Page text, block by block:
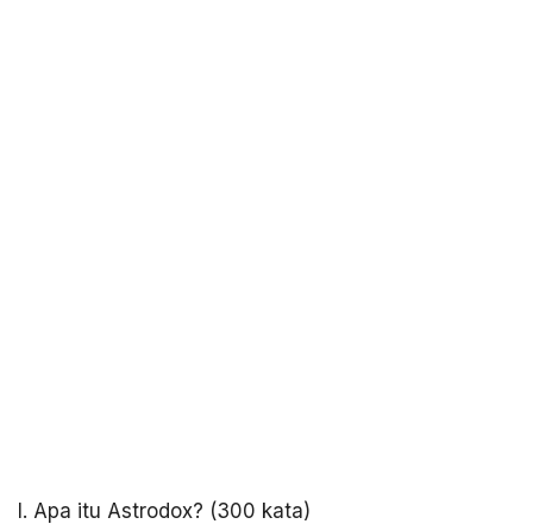
I. Apa itu Astrodox? (300 kata)